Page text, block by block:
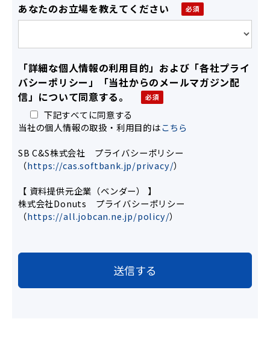
あなたのお立場を教えてください
「詳細な個人情報の利用目的」および「各社プライ
バシーポリシー」「当社からのメールマガジン配
信」について同意する。
下記すべてに同意する
当社の個人情報の取扱・利用目的はこちら
SB C&S株式会社 プライバシーポリシー
（https://cas.softbank.jp/privacy/）
【 資料提供元企業（ベンダー） 】
株式会社Donuts プライバシーポリシー
（https://all.jobcan.ne.jp/policy/）